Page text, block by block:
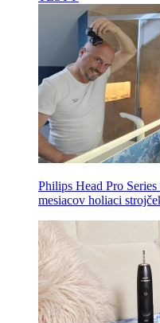
Philips Head Pro
mesiacov holiaci